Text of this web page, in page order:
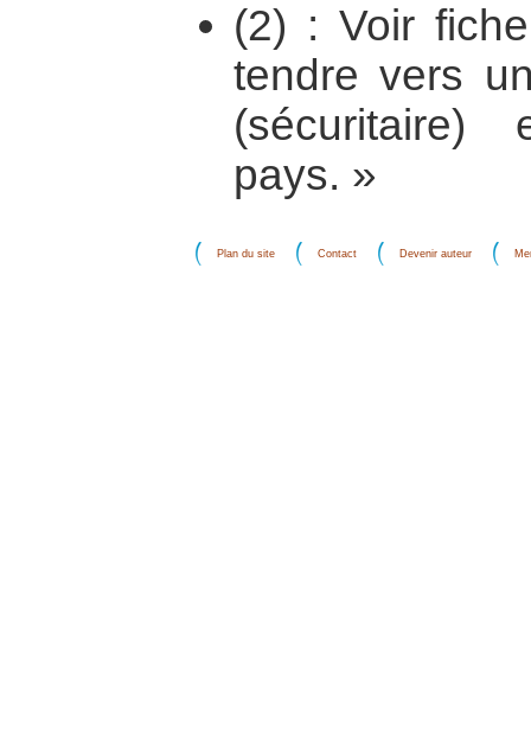
(2) : Voir
tendre vers
(sécuritaire)
pays. »
Plan du site Contact Devenir auteur